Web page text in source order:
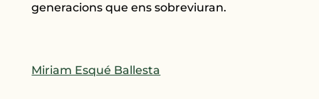
generacions que ens sobreviuran.
Miriam Esqué Ballesta